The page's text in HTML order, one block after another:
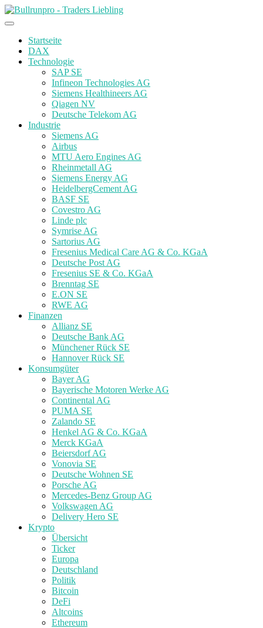
Startseite
DAX
Technologie
SAP SE
Infineon Technologies AG
Siemens Healthineers AG
Qiagen NV
Deutsche Telekom AG
Industrie
Siemens AG
Airbus
MTU Aero Engines AG
Rheinmetall AG
Siemens Energy AG
HeidelbergCement AG
BASF SE
Covestro AG
Linde plc
Symrise AG
Sartorius AG
Fresenius Medical Care AG & Co. KGaA
Deutsche Post AG
Fresenius SE & Co. KGaA
Brenntag SE
E.ON SE
RWE AG
Finanzen
Allianz SE
Deutsche Bank AG
Münchener Rück SE
Hannover Rück SE
Konsumgüter
Bayer AG
Bayerische Motoren Werke AG
Continental AG
PUMA SE
Zalando SE
Henkel AG & Co. KGaA
Merck KGaA
Beiersdorf AG
Vonovia SE
Deutsche Wohnen SE
Porsche AG
Mercedes-Benz Group AG
Volkswagen AG
Delivery Hero SE
Krypto
Übersicht
Ticker
Europa
Deutschland
Politik
Bitcoin
DeFi
Altcoins
Ethereum